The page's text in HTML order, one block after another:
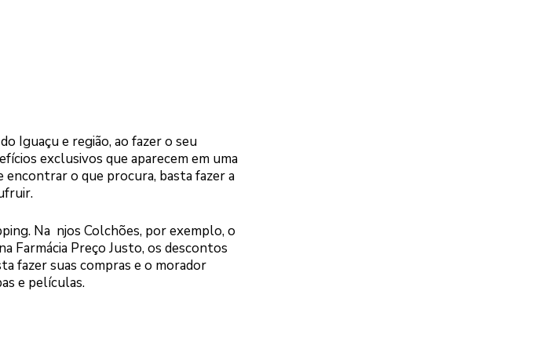
Iguaçu e região, ao fazer o seu
exclusivos que aparecem em uma
encontrar o que procura, basta fazer a
Na njos Colchões, por exemplo, o
Farmácia Preço Justo, os descontos
fazer suas compras e o morador
e películas.